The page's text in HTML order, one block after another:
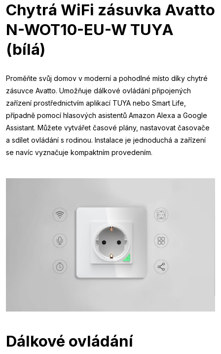
Chytrá WiFi zásuvka Avatto
N-WOT10-EU-W TUYA
(bílá)
Proměňte svůj domov v moderní a pohodlné místo díky chytré
zásuvce Avatto. Umožňuje dálkové ovládání připojených
zařízení prostřednictvím aplikací TUYA nebo Smart Life,
případně pomocí hlasových asistentů Amazon Alexa a Google
Assistant. Můžete vytvářet časové plány, nastavovat časovače
a sdílet ovládání s rodinou. Instalace je jednoduchá a zařízení
se navíc vyznačuje kompaktním provedením.
Dálkové ovládání